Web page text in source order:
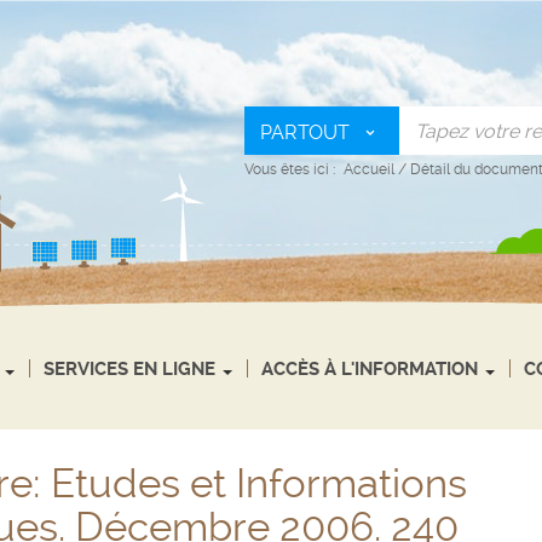
PARTOUT
Vous êtes ici : Accueil / Détail du document
SERVICES EN LIGNE ACCÈS À L'INFORMATION
Etudes et Informations
Décembre 2006. 240